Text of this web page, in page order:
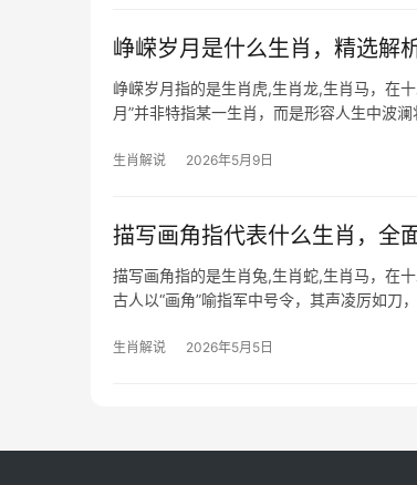
峥嵘岁月是什么生肖，精选解
峥嵘岁月指的是生肖虎,生肖龙,生肖马，在
月”并非特指某一生肖，而是形容人生中波
生肖解说 2026年5月9日
描写画角指代表什么生肖，全
描写画角指的是生肖兔,生肖蛇,生肖马，在
古人以“画角”喻指军中号令，其声凌厉如
生肖解说 2026年5月5日